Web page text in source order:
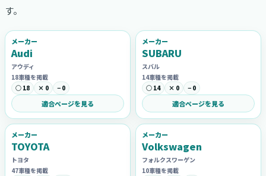
す。
メーカー
Audi
アウディ
18車種を掲載
○ 18
× 0 − 0
適合ページを見る
メーカー
SUBARU
スバル
14車種を掲載
○ 14
× 0 − 0
適合ページを見る
メーカー
TOYOTA
トヨタ
47車種を掲載
メーカー
Volkswagen
フォルクスワーゲン
10車種を掲載